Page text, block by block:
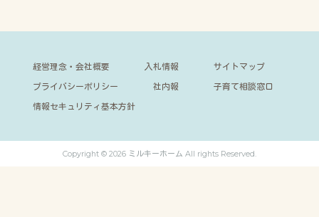
経営理念・会社概要 入札情報
サイトマップ
プライバシーポリシー
社内報
子育て相談窓口
情報セキュリティ基本方針
Copyright © 2026 ミルキーホーム All rights Reserved.